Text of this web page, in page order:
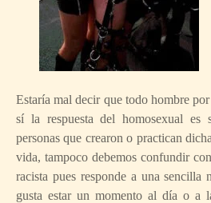
Estaría mal decir que todo hombre
sí la respuesta del homosexual es
personas que crearon o practican
vida, tampoco debemos confundir
racista pues responde a una sencilla
gusta estar un momento al día o a